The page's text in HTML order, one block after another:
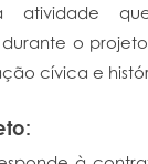
atividade
o
cívica e